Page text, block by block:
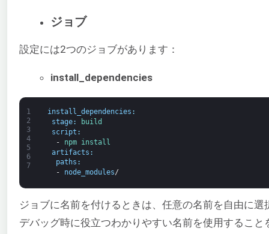
ジョブ
設定には2つのジョブがあります：
install_dependencies
1
2
3
4
5
6
7
install_dependencies :
stage:
build
script :
-
npm install
artifacts :
paths :
-
node_modules/
ジョブに名前を付けるときは、任意の名前を自由に
デバッグ時に役立つわかりやすい名前を使用するこ